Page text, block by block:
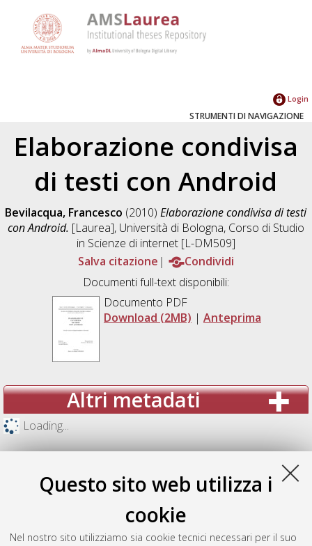
Questo sito web utilizza i
cookie
Nel nostro sito utilizziamo sia cookie tecnici necessari per il suo
Login
STRUMENTI DI NAVIGAZIONE
Elaborazione condivisa
di testi con Android
Bevilacqua, Francesco (2010)Elaborazione condivisa di testi
con Android. [Laurea], Università di Bologna, Corso di Studio
in Scienze di internet [L-DM509]
Salva citazione
Condividi
Documenti full-text disponibili:
Documento PDF
Download (2MB) | Anteprima
Altri metadati
Loading...